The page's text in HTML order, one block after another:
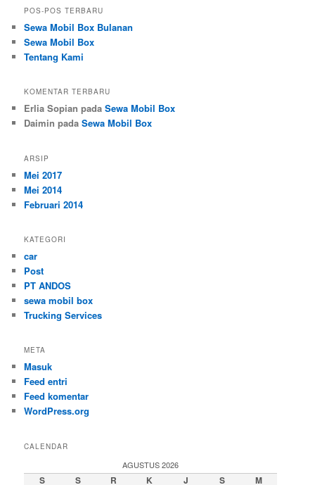
POS-POS TERBARU
Sewa Mobil Box Bulanan
Sewa Mobil Box
Tentang Kami
KOMENTAR TERBARU
Erlia Sopian padaSewa Mobil Box
Daimin padaSewa Mobil Box
ARSIP
Mei 2017
Mei 2014
Februari 2014
KATEGORI
car
Post
PT ANDOS
sewa mobil box
Trucking Services
META
Masuk
Feed entri
Feed komentar
WordPress.org
CALENDAR
AGUSTUS 2026
S S R K J S M